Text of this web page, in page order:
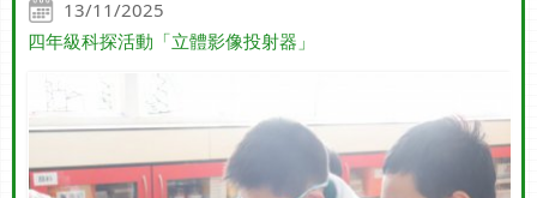
13/11/2025
四年級科探活動「立體影像投射器」